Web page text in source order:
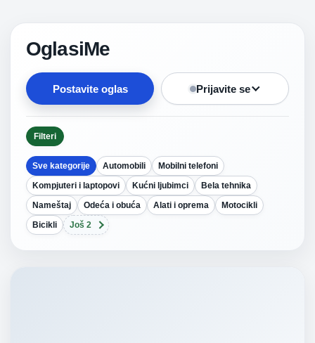
OglasiMe
Postavite oglas Prijavite se
Filteri
Sve kategorije Automobili
Mobilni telefoni
Kompjuteri i laptopovi
Kućni ljubimci
Bela tehnika
Nameštaj
Odeća i obuća Alati i oprema
Motocikli
Bicikli
Još 2